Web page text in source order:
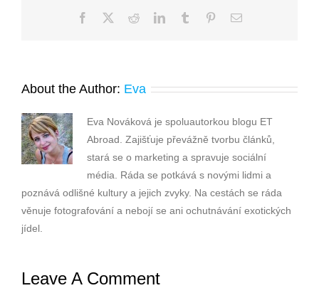
Facebook RedditLinkedInTumblr PinterestEmail
About the Author: Eva
Eva Nováková je spoluautorkou blogu ET
Abroad. Zajišťuje převážně tvorbu článků,
stará se o marketing a spravuje sociální
média. Ráda se potkává s novými lidmi a
poznává odlišné kultury a jejich zvyky. Na cestách se ráda
věnuje fotografování a nebojí se ani ochutnávání exotických
jídel.
Leave A Comment